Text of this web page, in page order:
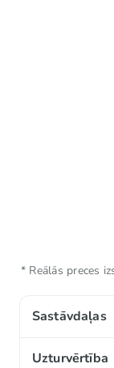
Sastāvdaļas
Uzturvērtība
* Reālās preces